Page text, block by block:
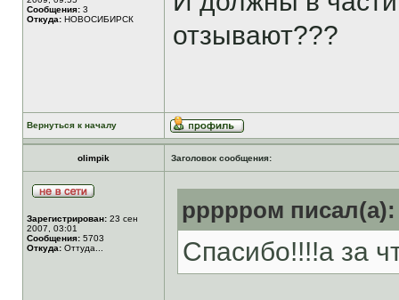
Сообщения: 3
Откуда: НОВОСИБИРСК
отзывают???
Вернуться к началу
olimpik Заголовок сообщения:
Зарегистрирован: 23 сен
2007, 03:01
Сообщения: 5703
Откуда: Оттуда...
ррррром писал(а):
Спасибо!!!!а за